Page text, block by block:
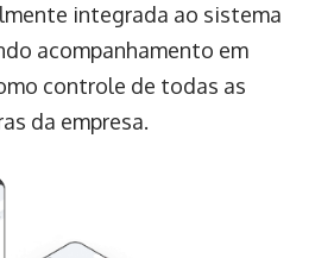
integrada ao sistema
acompanhamento em
controle de todas as
da empresa.